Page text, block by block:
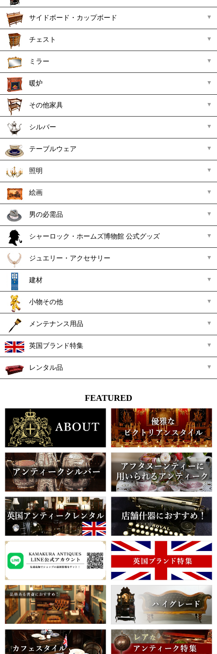
サイドボード・カップボード
チェスト
ミラー
暖炉
その他家具
シルバー
テーブルウェア
照明
絵画
男の必需品
シャーロック・ホームズ博物館 公式グッズ
ジュエリー・アクセサリー
建材
小物その他
メンテナンス用品
英国ブランド特集
レンタル品
FEATURED